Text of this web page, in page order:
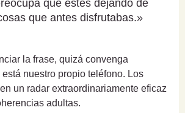
que estés dejando de
que antes disfrutabas.»
la frase, quizá convenga
nuestro propio teléfono. Los
un radar extraordinariamente eficaz
adultas.